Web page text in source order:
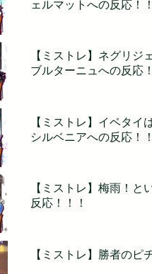
ェルマットへの反応！
【ミストレ】ネグリジ
ブルターニュへの反応
【ミストレ】イベタイ
シルベニアへの反応！
【ミストレ】梅雨！と
反応！！！
【ミストレ】勝者のピ